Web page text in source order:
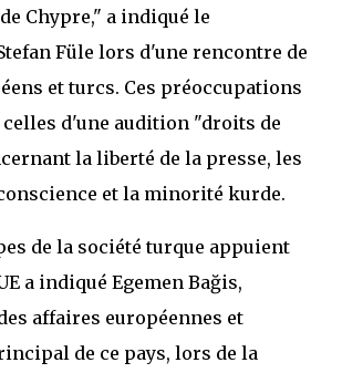
Chypre," a indiqué le
Füle lors d'une rencontre de
et turcs. Ces préoccupations
celles d'une audition "droits de
la liberté de la presse, les
et la minorité kurde.
de la société turque appuient
a indiqué Egemen Bağis,
affaires européennes et
de ce pays, lors de la